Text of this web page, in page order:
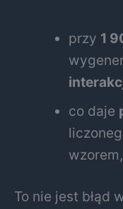
przy 1
co daje
To nie jest błąd